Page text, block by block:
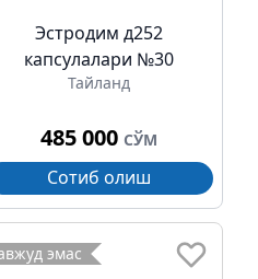
Эстродим д252
капсулалари №30
Тайланд
485 000 СЎМ
Сотиб олиш
эмас